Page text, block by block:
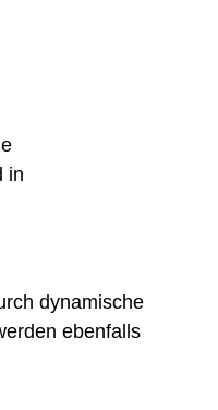
in
dynamische
ebenfalls